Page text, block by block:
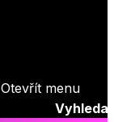
Otevřít menu
Vyhledat